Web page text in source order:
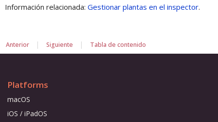
Información relacionada: Gestionar plantas en el inspector.
Anterior | Siguiente | Tabla de contenido
Platforms
macOS
iOS / iPadOS